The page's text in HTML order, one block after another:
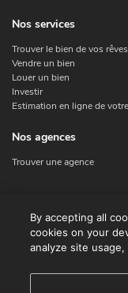
Nos services
Trouver le bien de vos rêves
Vendre un bien
Louer un bien
Investir
Estimation en ligne de
Nos agences
Trouver une agence
Contact
Facebook
By accepting all
cookies on your
analyze site